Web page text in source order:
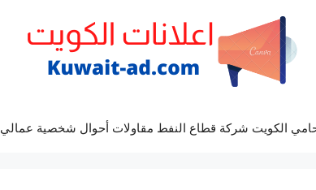
الكويت شركة قطاع النفط مقاولات أحوال شخصية عمالي